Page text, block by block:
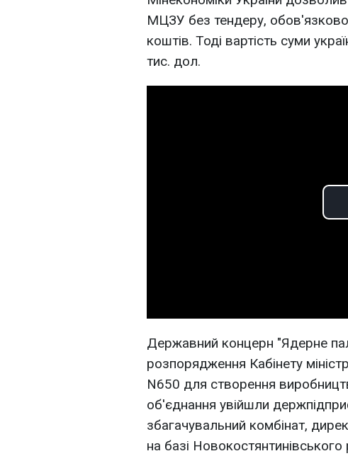
МЦЗУ без тендеру,
коштів. Тоді вартість суми
тис. дол.
Державний концерн "Ядерне
розпорядження Кабінету
N650 для створення
об'єднання увійшли
збагачувальний комбінат,
на базі